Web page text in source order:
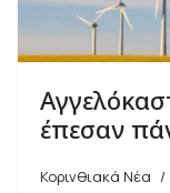
έπεσαν
Κορινθιακά Νέα